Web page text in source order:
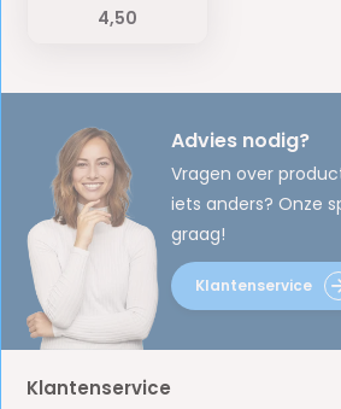
4,50
Advies nodig?
Vragen over
iets anders? Onze
graag!
Klantenservice
Klantenservice